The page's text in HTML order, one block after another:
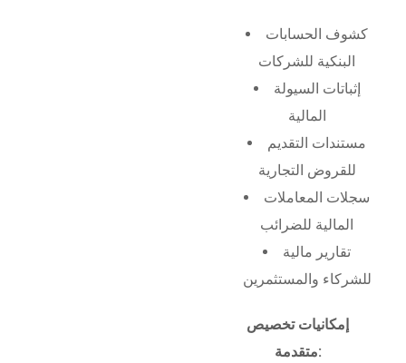
كشوف الحسابات
البنكية للشركات
إثباتات السيولة
المالية
مستندات التقديم
للقروض التجارية
سجلات المعاملات
المالية للضرائب
تقارير مالية
للشركاء والمستثمرين
إمكانيات تخصيص
متقدمة: